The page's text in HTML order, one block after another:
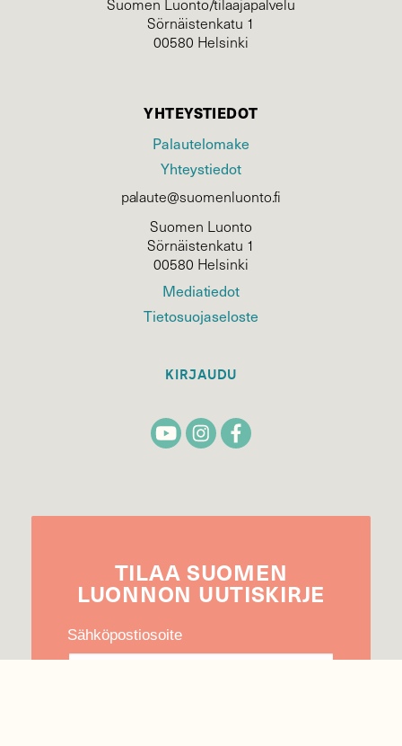
Suomen Luonto/tilaajapalvelu
Sörnäistenkatu 1
00580 Helsinki
YHTEYSTIEDOT
Palautelomake
Yhteystiedot
palaute@suomenluonto.fi
Suomen Luonto
Sörnäistenkatu 1
00580 Helsinki
Mediatiedot
Tietosuojaseloste
KIRJAUDU
TILAA SUOMEN
LUONNON UUTIS­KIRJE
Sähköpostiosoite